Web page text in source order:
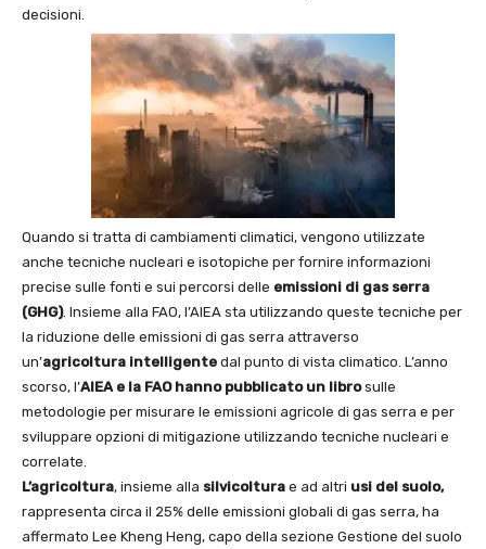
decisioni.
Quando si tratta di cambiamenti climatici, vengono utilizzate
anche tecniche nucleari e isotopiche per fornire informazioni
precise sulle fonti e sui percorsi delle emissioni di gas serra
(GHG). Insieme alla FAO, l’AIEA sta utilizzando queste tecniche per
la riduzione delle emissioni di gas serra attraverso
un’agricoltura intelligente dal punto di vista climatico. L’anno
scorso, l’AIEA e la FAO hanno pubblicato un librosulle
metodologie per misurare le emissioni agricole di gas serra e per
sviluppare opzioni di mitigazione utilizzando tecniche nucleari e
correlate.
L’agricoltura, insieme alla silvicoltura e ad altri usi del suolo,
rappresenta circa il 25% delle emissioni globali di gas serra, ha
affermato Lee Kheng Heng, capo della sezione Gestione del suolo